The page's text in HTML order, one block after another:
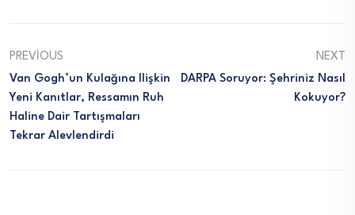
PREVIOUS
Van Gogh’un Kulağına Ilişkin
Yeni Kanıtlar, Ressamın Ruh
Haline Dair Tartışmaları
Tekrar Alevlendirdi
NEXT
DARPA Soruyor: Şehriniz Nasıl
Kokuyor?